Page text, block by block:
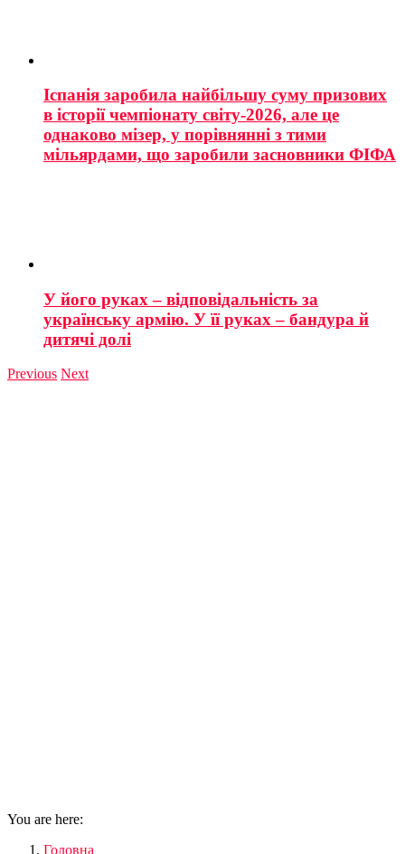
Іспанія заробила найбільшу суму призових
в історії чемпіонату світу-2026, але це
однаково мізер, у порівнянні з тими
мільярдами, що заробили засновники ФІФА
У його руках – відповідальність за
українську армію. У її руках – бандура й
дитячі долі
Previous Next
You are here:
Головна